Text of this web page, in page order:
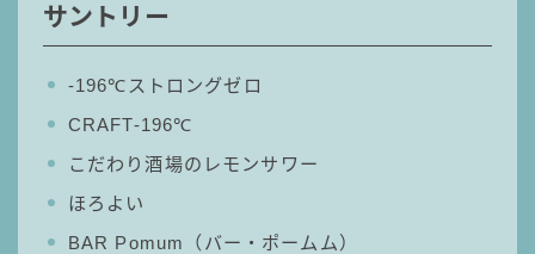
サントリー
‐196℃ストロングゼロ
CRAFT-196℃
こだわり酒場のレモンサワー
ほろよい
BAR Pomum（バー・ポームム）